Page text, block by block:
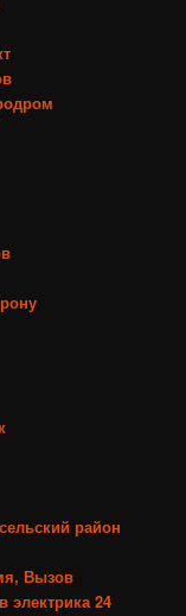
район
Вызов
электрика 24